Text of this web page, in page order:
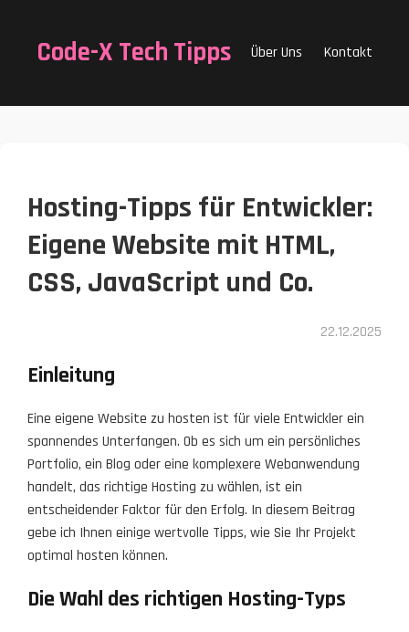
Code-X Tech Tipps Über Uns Kontakt
Hosting-Tipps für Entwickler:
Eigene Website mit HTML,
CSS, JavaScript und Co.
22.12.2025
Einleitung
Eine eigene Website zu hosten ist für viele Entwickler ein
spannendes Unterfangen. Ob es sich um ein persönliches
Portfolio, ein Blog oder eine komplexere Webanwendung
handelt, das richtige Hosting zu wählen, ist ein
entscheidender Faktor für den Erfolg. In diesem Beitrag
gebe ich Ihnen einige wertvolle Tipps, wie Sie Ihr Projekt
optimal hosten können.
Die Wahl des richtigen Hosting-Typs